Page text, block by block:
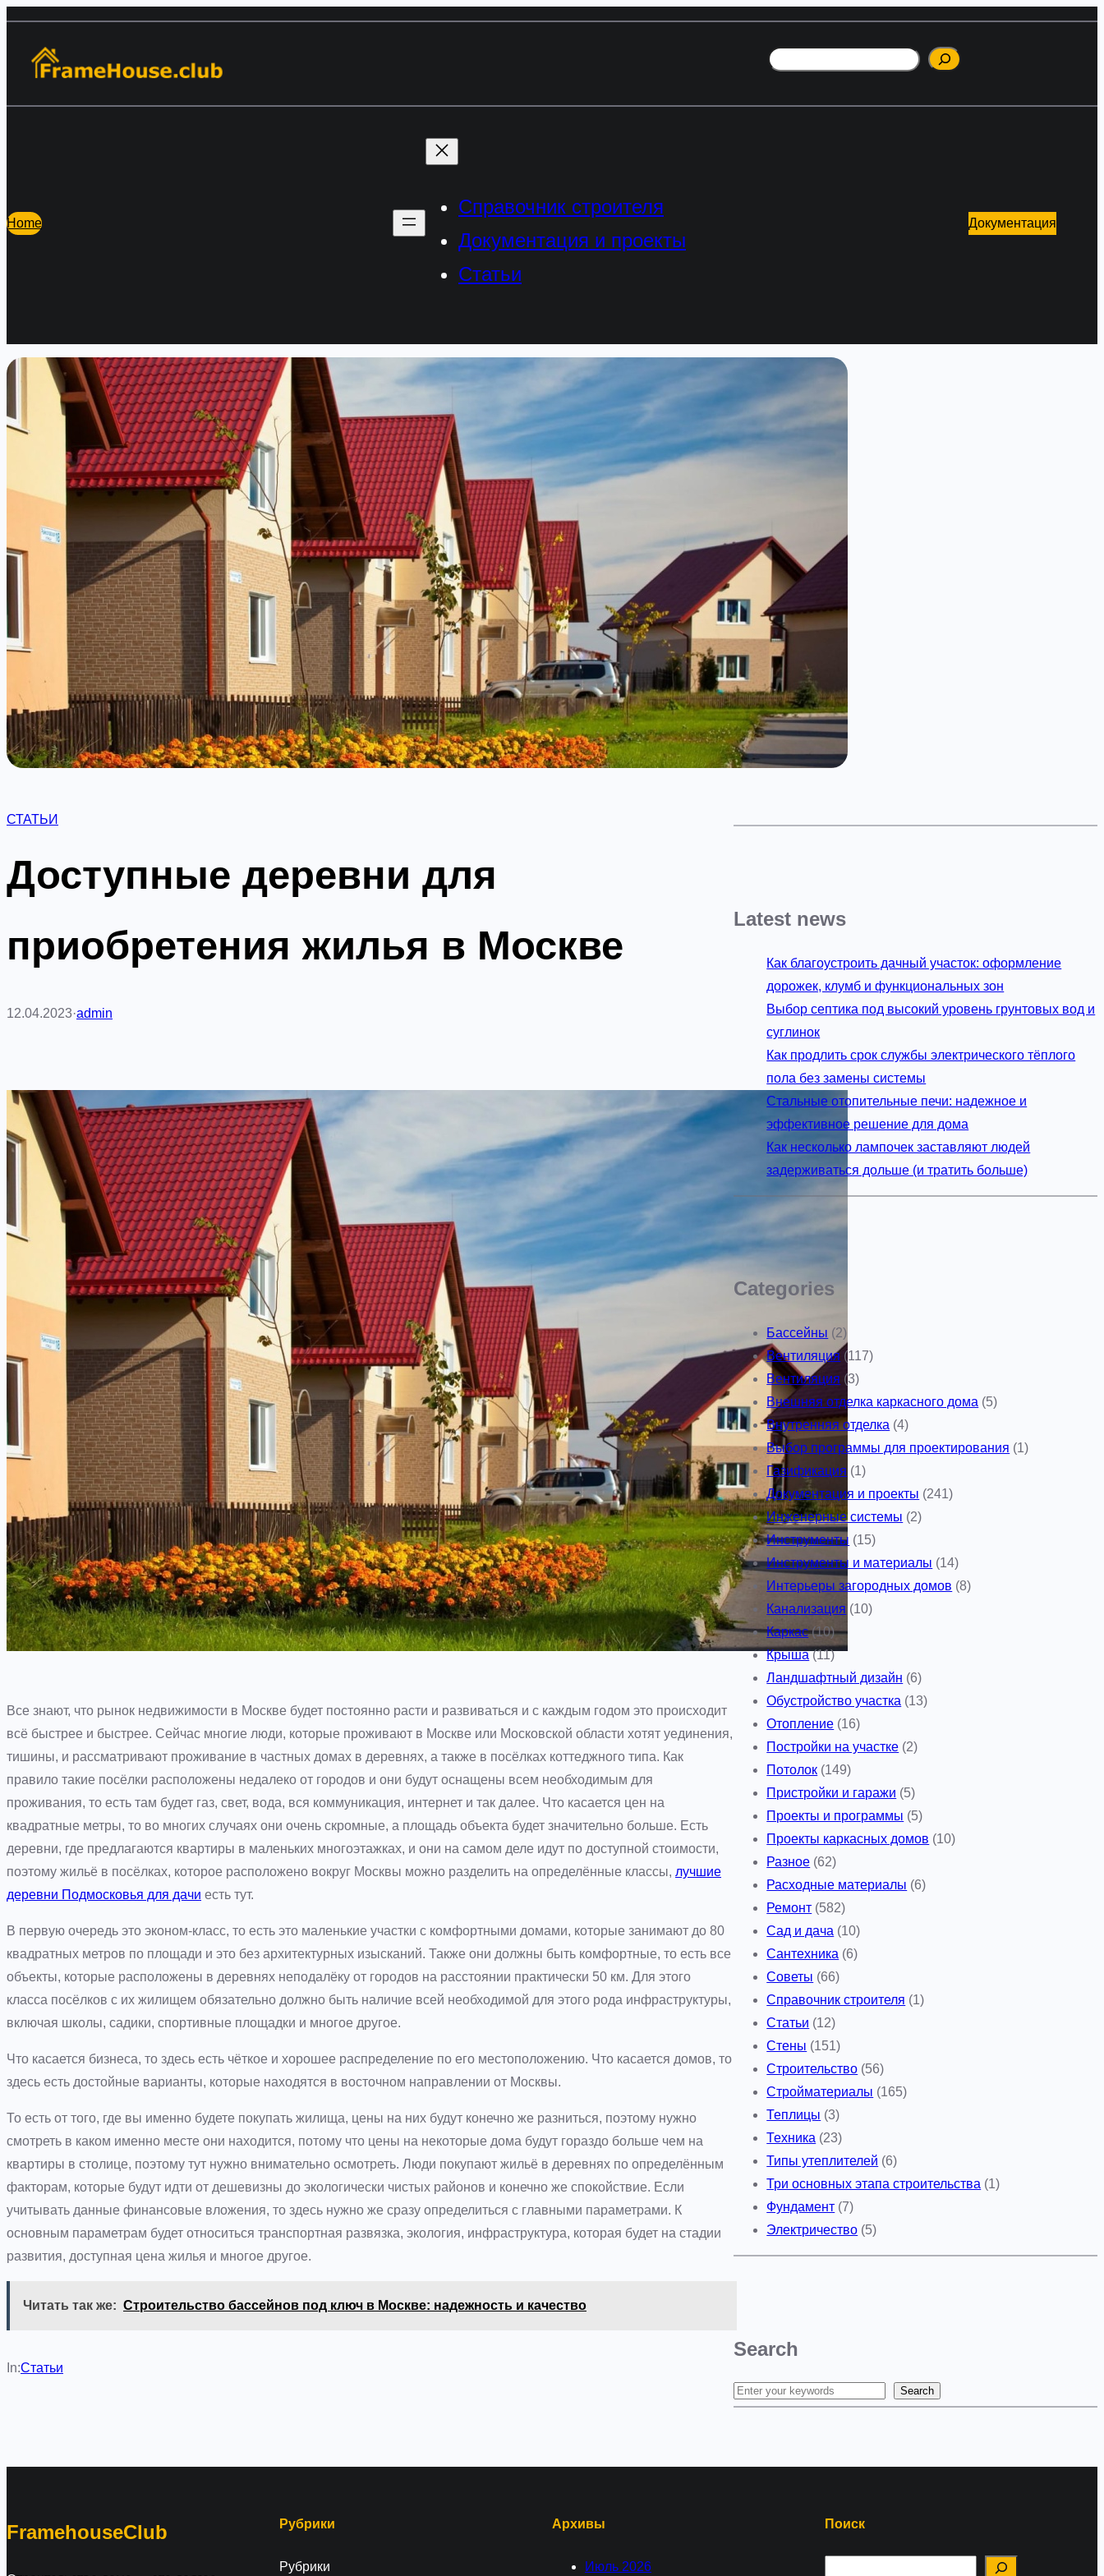
содержимому
Поиск
Home
Справочник строителя
Документация и проекты
Статьи
Документация
СТАТЬИ
Доступные деревни для
приобретения жилья в Москве
12.04.2023·admin
Все знают, что рынок недвижимости в Москве будет постоянно расти и развиваться и с каждым годом это происходит
всё быстрее и быстрее. Сейчас многие люди, которые проживают в Москве или Московской области хотят уединения,
тишины, и рассматривают проживание в частных домах в деревнях, а также в посёлках коттеджного типа. Как
правило такие посёлки расположены недалеко от городов и они будут оснащены всем необходимым для
проживания, то есть там будет газ, свет, вода, вся коммуникация, интернет и так далее. Что касается цен на
квадратные метры, то во многих случаях они очень скромные, а площадь объекта будет значительно больше. Есть
деревни, где предлагаются квартиры в маленьких многоэтажках, и они на самом деле идут по доступной стоимости,
поэтому жильё в посёлках, которое расположено вокруг Москвы можно разделить на определённые классы, лучшие
деревни Подмосковья для дачи есть тут.
В первую очередь это эконом-класс, то есть это маленькие участки с комфортными домами, которые занимают до 80
квадратных метров по площади и это без архитектурных изысканий. Также они должны быть комфортные, то есть все
объекты, которые расположены в деревнях неподалёку от городов на расстоянии практически 50 км. Для этого
класса посёлков с их жилищем обязательно должно быть наличие всей необходимой для этого рода инфраструктуры,
включая школы, садики, спортивные площадки и многое другое.
Что касается бизнеса, то здесь есть чёткое и хорошее распределение по его местоположению. Что касается домов, то
здесь есть достойные варианты, которые находятся в восточном направлении от Москвы.
То есть от того, где вы именно будете покупать жилища, цены на них будут конечно же разниться, поэтому нужно
смотреть в каком именно месте они находится, потому что цены на некоторые дома будут гораздо больше чем на
квартиры в столице, поэтому тут нужно внимательно осмотреть. Люди покупают жильё в деревнях по определённым
факторам, которые будут идти от дешевизны до экологически чистых районов и конечно же спокойствие. Если
учитывать данные финансовые вложения, то здесь нужно же сразу определиться с главными параметрами. К
основным параметрам будет относиться транспортная развязка, экология, инфраструктура, которая будет на стадии
развития, доступная цена жилья и многое другое.
Читать так же: Строительство бассейнов под ключ в Москве: надежность и качество
In:Статьи
Latest news
Как благоустроить дачный участок: оформление
дорожек, клумб и функциональных зон
Выбор септика под высокий уровень грунтовых вод и
суглинок
Как продлить срок службы электрического тёплого
пола без замены системы
Стальные отопительные печи: надежное и
эффективное решение для дома
Как несколько лампочек заставляют людей
задерживаться дольше (и тратить больше)
Categories
Бассейны (2)
Вентиляция (117)
Вентиляция (3)
Внешняя отделка каркасного дома (5)
Внутренняя отделка (4)
Выбор программы для проектирования (1)
Газификация (1)
Документация и проекты (241)
Инженерные системы (2)
Инструменты (15)
Инструменты и материалы (14)
Интерьеры загородных домов (8)
Канализация (10)
Каркас(10)
Крыша(11)
Ландшафтный дизайн (6)
Обустройство участка (13)
Отопление (16)
Постройки на участке (2)
Потолок (149)
Пристройки и гаражи (5)
Проекты и программы (5)
Проекты каркасных домов (10)
Разное (62)
Расходные материалы (6)
Ремонт (582)
Сад и дача (10)
Сантехника (6)
Советы (66)
Справочник строителя (1)
Статьи (12)
Стены (151)
Строительство (56)
Стройматериалы (165)
Теплицы (3)
Техника (23)
Типы утеплителей (6)
Три основных этапа строительства (1)
Фундамент (7)
Электричество (5)
Search
S
Search
FramehouseClub Рубрики
Рубрики
Архивы
Июль 2026
Поиск